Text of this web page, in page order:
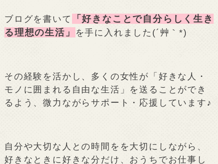
ブログを書いて
「好きなことで自分らしく生き
る理想の生活」
を手に入れました(´艸｀*)
その経験を活かし、多くの女性が「好きな人・
モノに囲まれる自由な生活」を送ることができ
るよう、微力ながらサポート・応援しています♪
自分や大切な人との時間をを大切にしながら、
好きなときに好きな分だけ、おうちでお仕事し